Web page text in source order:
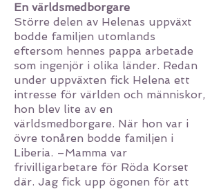
En världsmedborgare
Större delen av Helenas uppväxt
bodde familjen utomlands
eftersom hennes pappa arbetade
som ingenjör i olika länder. Redan
under uppväxten fick Helena ett
intresse för världen och människor,
hon blev lite av en
världsmedborgare. När hon var i
övre tonåren bodde familjen i
Liberia. –Mamma var
frivilligarbetare för Röda Korset
där. Jag fick upp ögonen för att